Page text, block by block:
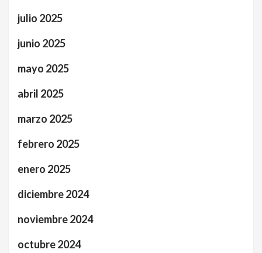
julio 2025
junio 2025
mayo 2025
abril 2025
marzo 2025
febrero 2025
enero 2025
diciembre 2024
noviembre 2024
octubre 2024